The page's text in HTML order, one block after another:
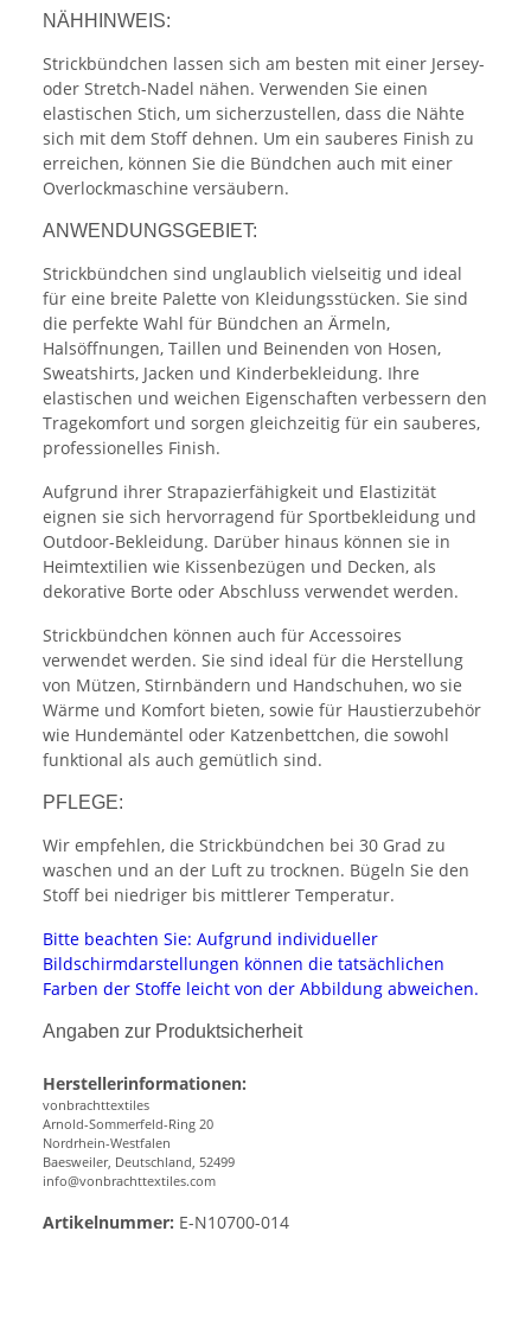
NÄHHINWEIS:
Strickbündchen lassen sich am besten mit einer Jersey-
oder Stretch-Nadel nähen. Verwenden Sie einen
elastischen Stich, um sicherzustellen, dass die Nähte
sich mit dem Stoff dehnen. Um ein sauberes Finish zu
erreichen, können Sie die Bündchen auch mit einer
Overlockmaschine versäubern.
ANWENDUNGSGEBIET:
Strickbündchen sind unglaublich vielseitig und ideal
für eine breite Palette von Kleidungsstücken. Sie sind
die perfekte Wahl für Bündchen an Ärmeln,
Halsöffnungen, Taillen und Beinenden von Hosen,
Sweatshirts, Jacken und Kinderbekleidung. Ihre
elastischen und weichen Eigenschaften verbessern den
Tragekomfort und sorgen gleichzeitig für ein sauberes,
professionelles Finish.
Aufgrund ihrer Strapazierfähigkeit und Elastizität
eignen sie sich hervorragend für Sportbekleidung und
Outdoor-Bekleidung. Darüber hinaus können sie in
Heimtextilien wie Kissenbezügen und Decken, als
dekorative Borte oder Abschluss verwendet werden.
Strickbündchen können auch für Accessoires
verwendet werden. Sie sind ideal für die Herstellung
von Mützen, Stirnbändern und Handschuhen, wo sie
Wärme und Komfort bieten, sowie für Haustierzubehör
wie Hundemäntel oder Katzenbettchen, die sowohl
funktional als auch gemütlich sind.
PFLEGE:
Wir empfehlen, die Strickbündchen bei 30 Grad zu
waschen und an der Luft zu trocknen. Bügeln Sie den
Stoff bei niedriger bis mittlerer Temperatur.
Bitte beachten Sie: Aufgrund individueller
Bildschirmdarstellungen können die tatsächlichen
Farben der Stoffe leicht von der Abbildung abweichen.
Angaben zur Produktsicherheit
Herstellerinformationen:
vonbrachttextiles
Arnold-Sommerfeld-Ring 20
Nordrhein-Westfalen
Baesweiler, Deutschland, 52499
info@vonbrachttextiles.com
Artikelnummer: E-N10700-014